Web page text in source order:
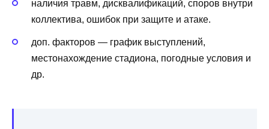
наличия травм, дисквалификаций, споров внутри
коллектива, ошибок при защите и атаке.
доп. факторов — график выступлений,
местонахождение стадиона, погодные условия и
др.